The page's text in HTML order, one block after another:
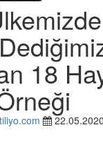
18
22.05.2020